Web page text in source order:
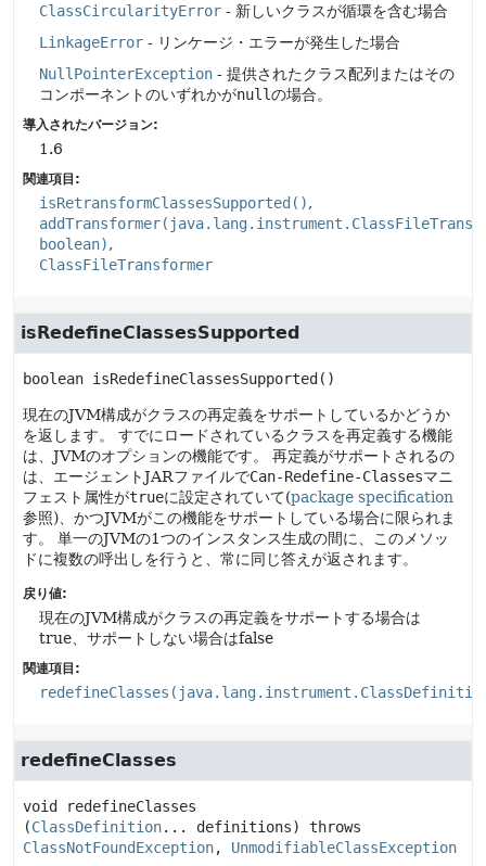
ClassCircularityError - 新しいクラスが循環を含む場合
LinkageError - リンケージ・エラーが発生した場合
NullPointerException - 提供されたクラス配列またはその
コンポーネントのいずれかがnullの場合。
導入されたバージョン:
1.6
関連項目:
isRetransformClassesSupported()
boolean)
ClassFileTransformer
isRedefineClassesSupported
boolean isRedefineClassesSupported ()
現在のJVM構成がクラスの再定義をサポートしているかどうか
を返します。
すでにロードされているクラスを再定義する機能
は、JVMのオプションの機能です。
再定義がサポートされるの
は、エージェントJARファイルでCan-Redefine-Classesマニ
フェスト属性がtrueに設定されていて(package specification
参照)、かつJVMがこの機能をサポートしている場合に限られま
す。
単一のJVMの1つのインスタンス生成の間に、このメソッ
ドに複数の呼出しを行うと、常に同じ答えが返されます。
戻り値:
現在のJVM構成がクラスの再定義をサポートする場合は
true、サポートしない場合はfalse
関連項目:
redefineClasses
void
redefineClasses
(ClassDefinition... definitions)
throws
ClassNotFoundException, UnmodifiableClassException